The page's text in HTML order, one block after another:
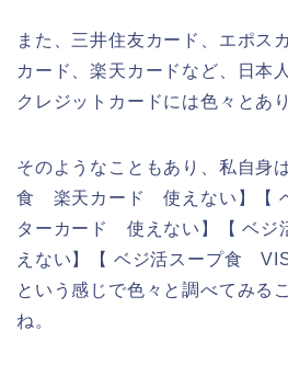
また、三井住友カード、エポス
カード、楽天カードなど、日本
クレジットカードには色々とあ
そのようなこともあり、私自身
食 楽天カード 使えない】【
ターカード 使えない】【 ベ
えない】【 ベジ活スープ食
という感じで色々と調べてみる
ね。